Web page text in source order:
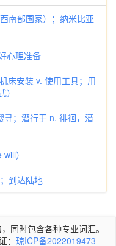
部国家）；纳米比亚
心理准备
安装 v. 使用工具；用
；潜行于 n. 徘徊，潜
）
到达陆地
同时包含各种专业词汇。
： 琼ICP备2022019473